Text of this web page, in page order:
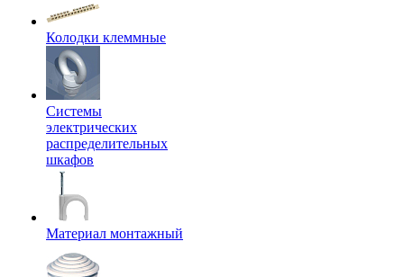
Колодки клеммные
Системы
электрических
распределительных
шкафов
Материал монтажный